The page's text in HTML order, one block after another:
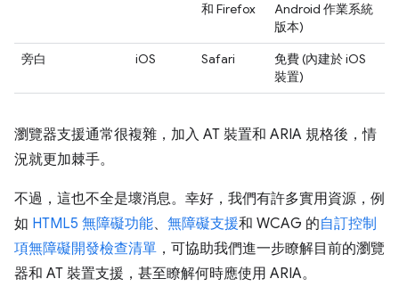
和 Firefox
Android 作業系統
版本)
旁白
iOS Safari
免費 (內建於 iOS
裝置)
瀏覽器支援通常很複雜，加入 AT 裝置和 ARIA 規格後，情
況就更加棘手。
不過，這也不全是壞消息。幸好，我們有許多實用資源，例
如 HTML5 無障礙功能、 無障礙支援和 WCAG 的自訂控制
項無障礙開發檢查清單 ，可協助我們進一步瞭解目前的瀏覽
器和 AT 裝置支援，甚至瞭解何時應使用 ARIA。